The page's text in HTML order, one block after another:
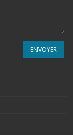
ENVOYER